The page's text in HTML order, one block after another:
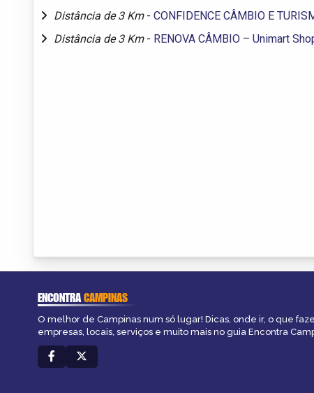
Distância de 3 Km - CONFIDENCE CÂMBIO E
Distância de 3 Km - RENOVA CÂMBIO – Unimart
ENCONTRACAMPINAS
O melhor de Campinas num só lugar! Dicas, onde ir, o que
empresas, locais, serviços e muito mais no guia Encontra